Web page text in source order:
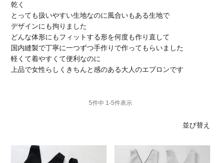
乾く
とっても扱いやすい生地なのに風合いもある生地で
デザインにも拘りました
どんな体形にもフィットする形を何度も作り直して
国内縫製で丁寧に一つずつ手作りで作ってもらいました
軽くて着やすくて便利なのに
上品で女性らしくきちんと感のある大人のエプロンです
並び替え
5件中 1-5件表示